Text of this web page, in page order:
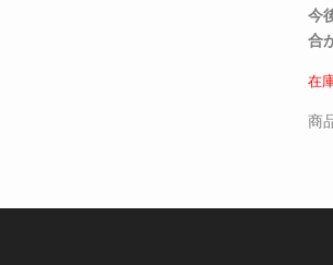
今
合
在
商